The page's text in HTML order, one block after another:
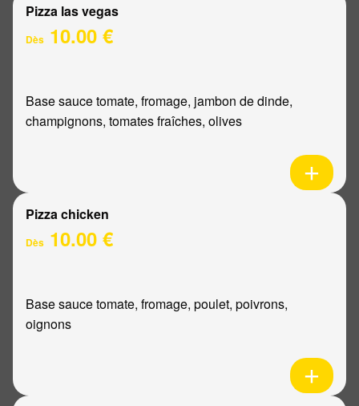
Pizza las vegas
Dès 10.00 €
Base sauce tomate, fromage, jambon de dinde,
champignons, tomates fraîches, olives
Pizza chicken
Dès 10.00 €
Base sauce tomate, fromage, poulet, poivrons,
oignons